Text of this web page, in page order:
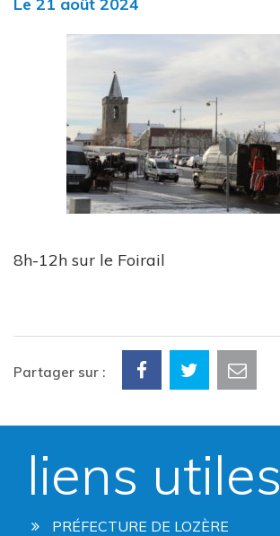
8h-12h sur le Foirail
Partager sur :
liens utiles
PRÉFECTURE DE LOZÈRE